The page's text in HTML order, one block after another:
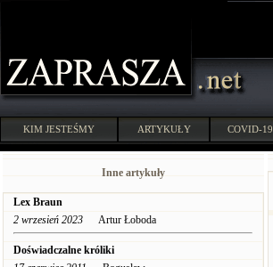
KIM JESTEŚMY ARTYKUŁY COVID-19
Inne artykuły
Lex Braun
2 wrzesień 2023 Artur Łoboda
Doświadczalne króliki